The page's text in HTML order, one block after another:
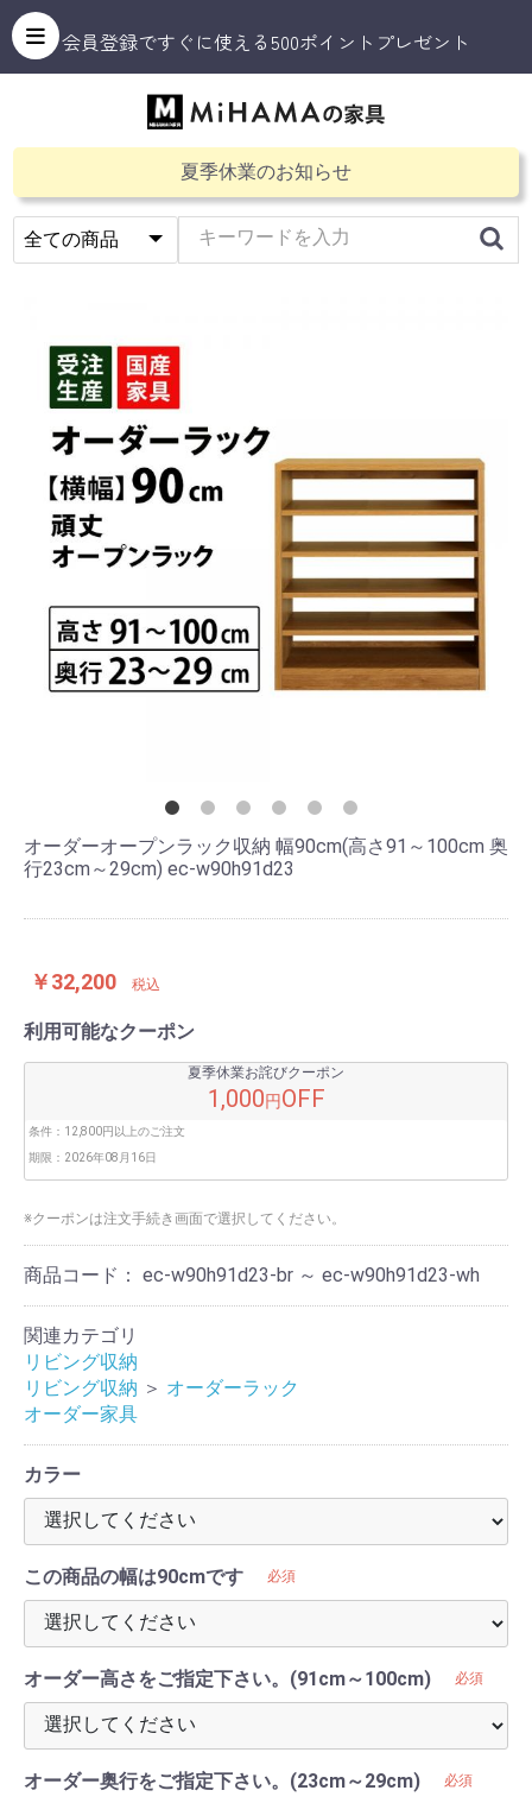
会員登録ですぐに使える500ポイントプレゼント
夏季休業のお知らせ
オーダーオープンラック収納 幅90cm(高さ91～100cm 奥
行23cm～29cm) ec-w90h91d23
￥32,200 税込
利用可能なクーポン
夏季休業お詫びクーポン
1,000円OFF
条件： 12,800円以上のご注文
期限： 2026年08月16日
※クーポンは注文手続き画面で選択してください。
商品コード： ec-w90h91d23-br ～ ec-w90h91d23-wh
関連カテゴリ
リビング収納
リビング収納 ＞ オーダーラック
オーダー家具
カラー
この商品の幅は90cmです 必須
オーダー高さをご指定下さい。(91cm～100cm) 必須
オーダー奥行をご指定下さい。(23cm～29cm) 必須